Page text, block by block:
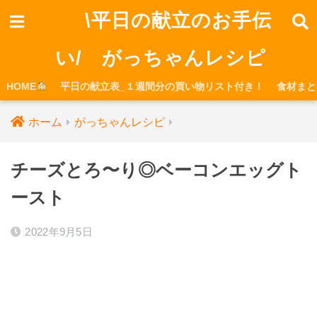
\平日の献立のお手伝
い/ がっちゃんレシピ
HOME 平日の献立表_１週間分の買い物リスト付き！ 食材ま
ホーム がっちゃんレシピ
チーズとろ〜り◎ベーコンエッグト
ースト
2022年9月5日